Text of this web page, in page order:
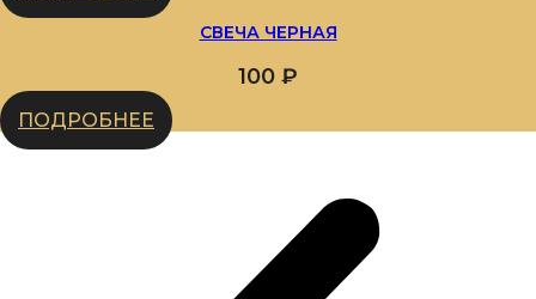
СВЕЧА ЧЕРНАЯ
100 ₽
ПОДРОБНЕЕ